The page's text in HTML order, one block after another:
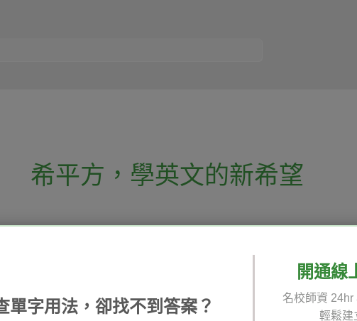
希平方 ， 學英文的新希望
們 / 追蹤：
單字用法，卻找不到答案？
開通線
名校師資 24hr
輕鬆建